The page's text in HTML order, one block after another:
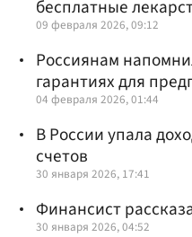
бесплатные
09 февраля 2026, 09:12
Россиянам
гарантиях для
04 февраля 2026, 01:44
В России упала
счетов
30 января 2026, 17:41
Финансист
30 января 2026, 04:52